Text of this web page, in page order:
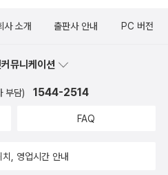
사 소개 출판사 안내 PC 버전
뮤니케이션
부담) 1544-2514
FAQ
치, 영업시간 안내